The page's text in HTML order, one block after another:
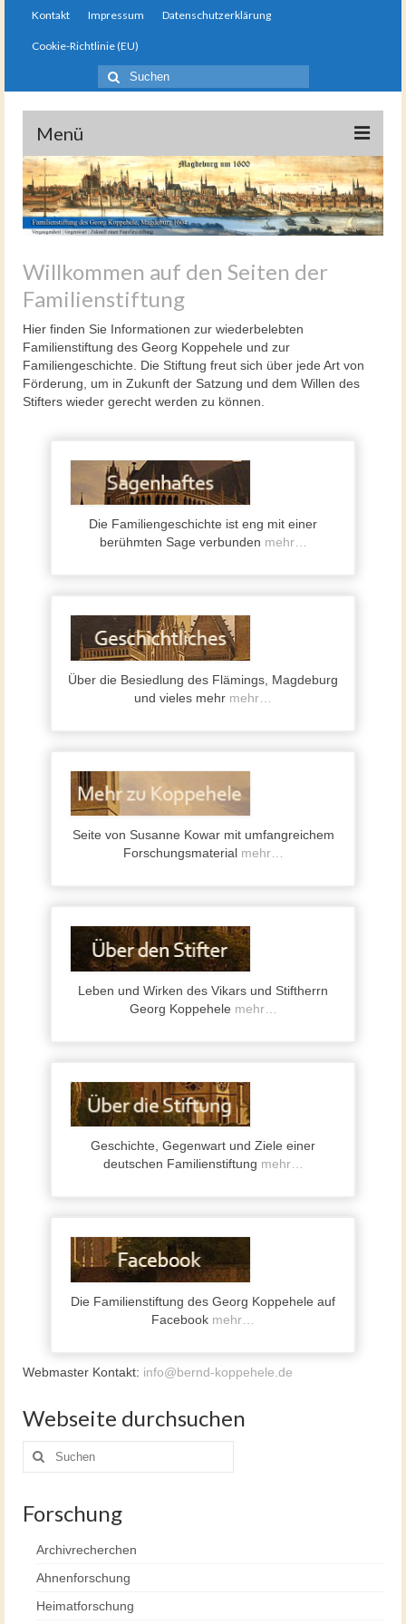
Kontakt Impressum Datenschutzerklärung
Cookie-Richtlinie (EU)
Suche
nach:
Menü
Startseite
Die Familienstiftung
Links und Empfehlungen
Gästebuch
Ergänzende Beiträge
Willkommen auf den Seiten der
Familienstiftung
Hier finden Sie Informationen zur wiederbelebten
Familienstiftung des Georg Koppehele und zur
Familiengeschichte. Die Stiftung freut sich über jede Art von
Förderung, um in Zukunft der Satzung und dem Willen des
Stifters wieder gerecht werden zu können.
Die Familiengeschichte ist eng mit einer
berühmten Sage verbunden mehr…
Über die Besiedlung des Flämings, Magdeburg
und vieles mehr mehr…
Seite von Susanne Kowar mit umfangreichem
Forschungsmaterial mehr…
Leben und Wirken des Vikars und Stiftherrn
Georg Koppehele mehr…
Geschichte, Gegenwart und Ziele einer
deutschen Familienstiftung mehr…
Die Familienstiftung des Georg Koppehele auf
Facebook mehr…
Webmaster Kontakt: info@bernd-koppehele.de
Webseite durchsuchen
Suche
nach:
Forschung
Archivrecherchen
Ahnenforschung
Heimatforschung